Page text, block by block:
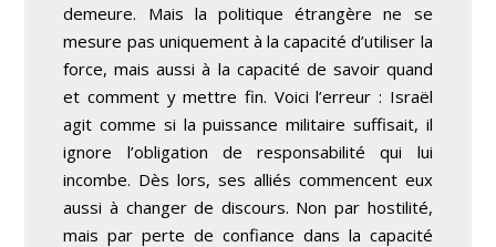
demeure. Mais la politique étrangère ne se
mesure pas uniquement à la capacité d’utiliser la
force, mais aussi à la capacité de savoir quand
et comment y mettre fin. Voici l’erreur : Israël
agit comme si la puissance militaire suffisait, il
ignore l’obligation de responsabilité qui lui
incombe. Dès lors, ses alliés commencent eux
aussi à changer de discours. Non par hostilité,
mais par perte de confiance dans la capacité